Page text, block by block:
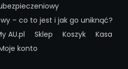
– co to jest i jak go uniknąć?
AU.pl Sklep Koszyk
Kasa
konto